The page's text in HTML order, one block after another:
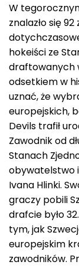
W
znalazło się
hokeiści ze
draftowanych
odsetkiem w
uznać, że
europejskich,
Devils trafił
Zawodnik od
Stanach
obywatelstwo
Ivana Hlinki.
graczy pobili
drafcie było
tym, jak
europejskim
zawodników.